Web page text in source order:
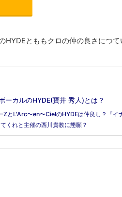
とももクロの仲の良さにつて
ーカルのHYDE(寶井 秀人)とは？
ZとL'Arc〜en〜CielのHYDEは仲良し？『
くれと主催の西川貴教に懇願？